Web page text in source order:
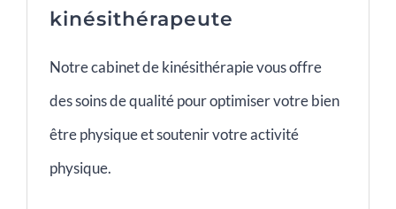
kinésithérapeute
Notre cabinet de kinésithérapie vous offre
des soins de qualité pour optimiser votre bien
être physique et soutenir votre activité
physique.